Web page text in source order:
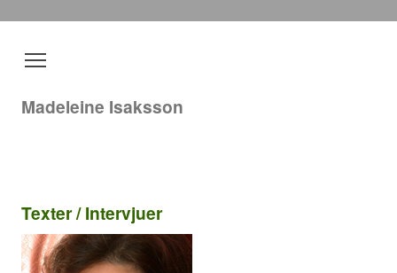
Madeleine Isaksson
Texter / Intervjuer